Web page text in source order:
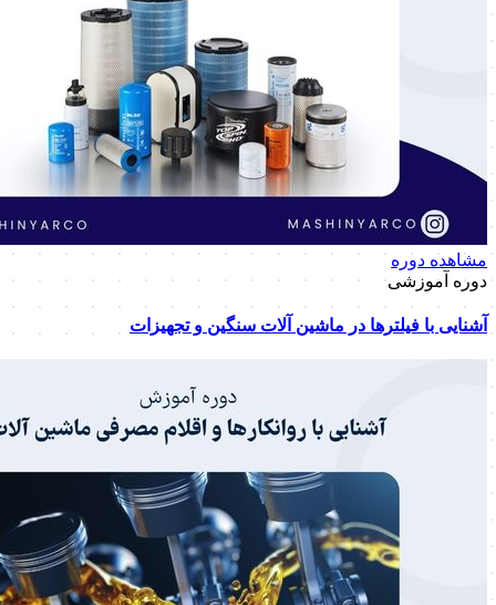
مشاهده دوره
دوره آموزشی
آشنایی با فیلترها در ماشین آلات سنگین و تجهیزات